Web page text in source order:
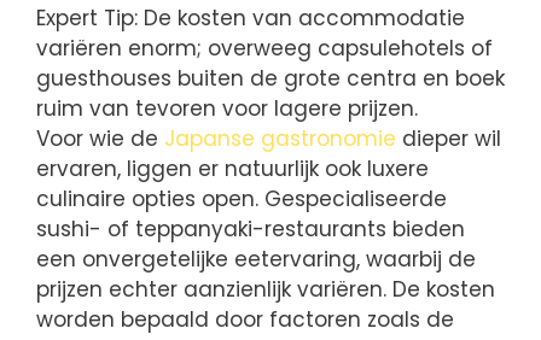
Expert Tip: De kosten van accommodatie
variëren enorm; overweeg capsulehotels of
guesthouses buiten de grote centra en boek
ruim van tevoren voor lagere prijzen.
Voor wie de Japanse gastronomie dieper wil
ervaren, liggen er natuurlijk ook luxere
culinaire opties open. Gespecialiseerde
sushi- of teppanyaki-restaurants bieden
een onvergetelijke eetervaring, waarbij de
prijzen echter aanzienlijk variëren. De kosten
worden bepaald door factoren zoals de